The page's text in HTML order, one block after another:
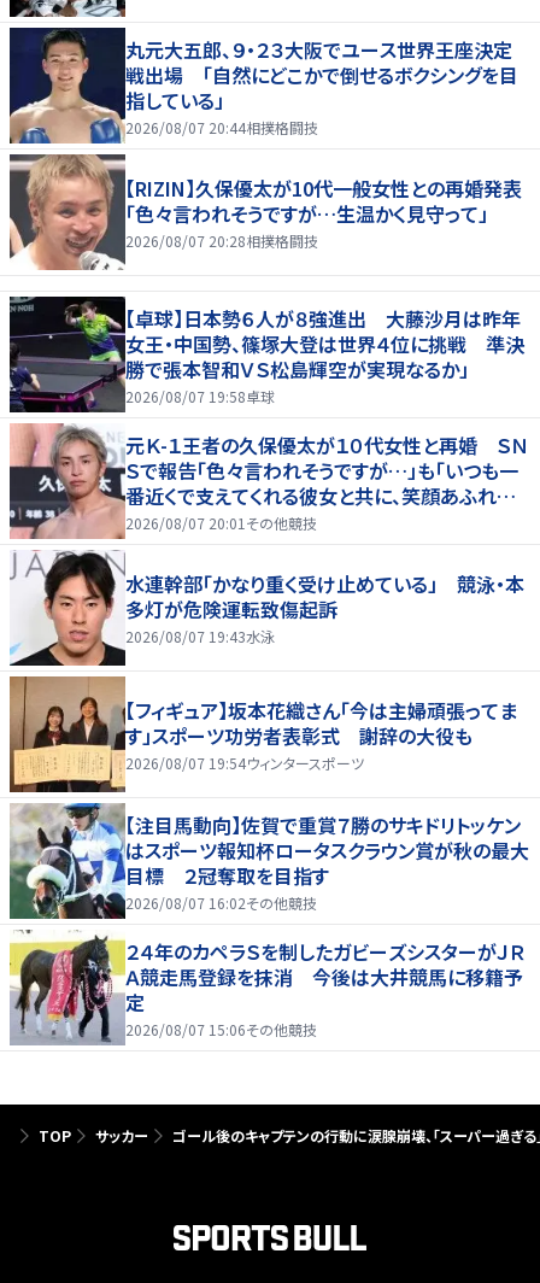
丸元大五郎、９・２３大阪でユース世界王座決定
戦出場 「自然にどこかで倒せるボクシングを目
指している」
2026/08/07 20:44相撲格闘技
【RIZIN】久保優太が10代一般女性との再婚発表
「色々言われそうですが…生温かく見守って」
2026/08/07 20:28相撲格闘技
【卓球】日本勢６人が８強進出 大藤沙月は昨年
女王・中国勢、篠塚大登は世界４位に挑戦 準決
勝で張本智和ＶＳ松島輝空が実現なるか」
2026/08/07 19:58卓球
元Ｋ-１王者の久保優太が１０代女性と再婚 ＳＮ
Ｓで報告「色々言われそうですが…」も「いつも一
番近くで支えてくれる彼女と共に、笑顔あふれる
家庭を築いていきたい」
2026/08/07 20:01 その他競技
水連幹部「かなり重く受け止めている」 競泳・本
多灯が危険運転致傷起訴
2026/08/07 19:43水泳
【フィギュア】坂本花織さん「今は主婦頑張ってま
す」スポーツ功労者表彰式 謝辞の大役も
2026/08/07 19:54ウィンタースポーツ
【注目馬動向】佐賀で重賞７勝のサキドリトッケン
はスポーツ報知杯ロータスクラウン賞が秋の最大
目標 ２冠奪取を目指す
2026/08/07 16:02その他競技
２４年のカペラＳを制したガビーズシスターがＪＲ
Ａ競走馬登録を抹消 今後は大井競馬に移籍予
定
2026/08/07 15:06その他競技
TOP サッカー ゴール後のキャプテンの行動に涙腺崩壊、｢スーパー過ぎ